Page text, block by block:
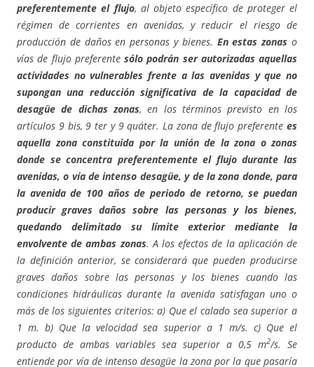
preferentemente el flujo, al objeto específico de proteger el
régimen de corrientes en avenidas, y reducir el riesgo de
producción de daños en personas y bienes. En estas zonas o
vías de flujo preferente sólo podrán ser autorizadas aquellas
actividades no vulnerables frente a las avenidas y que no
supongan una reducción significativa de la capacidad de
desagüe de dichas zonas, en los términos previsto en los
artículos 9 bis, 9 ter y 9 quáter. La zona de flujo preferente es
aquella zona constituida por la unión de la zona o zonas
donde se concentra preferentemente el flujo durante las
avenidas, o vía de intenso desagüe, y de la zona donde, para
la avenida de 100 años de periodo de retorno, se puedan
producir graves daños sobre las personas y los bienes,
quedando delimitado su límite exterior mediante la
envolvente de ambas zonas. A los efectos de la aplicación de
la definición anterior, se considerará que pueden producirse
graves daños sobre las personas y los bienes cuando las
condiciones hidráulicas durante la avenida satisfagan uno o
más de los siguientes criterios: a) Que el calado sea superior a
1 m. b) Que la velocidad sea superior a 1 m/s. c) Que el
producto de ambas variables sea superior a 0,5 m2/s. Se
entiende por vía de intenso desagüe la zona por la que pasaría